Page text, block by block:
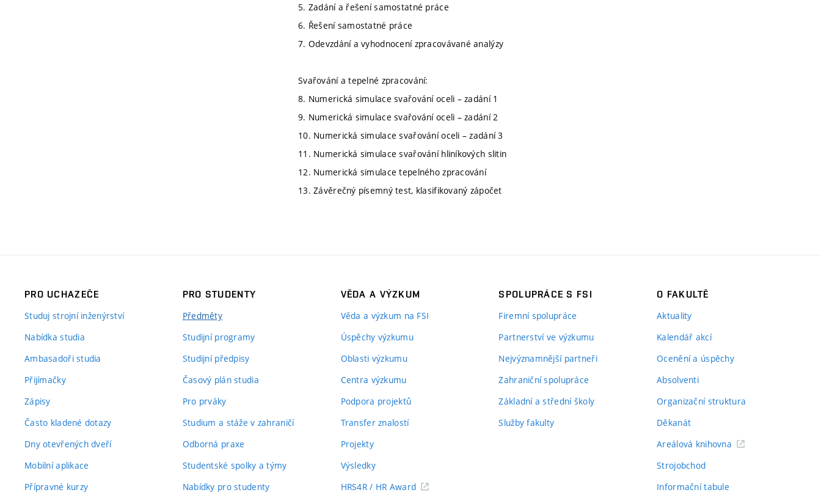
5. Zadání a řešení samostatné práce
6. Řešení samostatné práce
7. Odevzdání a vyhodnocení zpracovávané analýzy
Svařování a tepelné zpracování:
8. Numerická simulace svařování oceli – zadání 1
9. Numerická simulace svařování oceli – zadání 2
10. Numerická simulace svařování oceli – zadání 3
11. Numerická simulace svařování hliníkových slitin
12. Numerická simulace tepelného zpracování
13. Závěrečný písemný test, klasifikovaný zápočet
PRO UCHAZEČE
Studuj strojní inženýrství
Nabídka studia
Ambasadoři studia
Přijímačky
Zápisy
Často kladené dotazy
Dny otevřených dveří
Mobilní aplikace
Přípravné kurzy
PRO STUDENTY
Předměty
Studijní programy
Studijní předpisy
Časový plán studia
Pro prváky
Studium a stáže v zahraničí
Odborná praxe
Studentské spolky a týmy
Nabídky pro studenty
VĚDA A VÝZKUM
Věda a výzkum na FSI
Úspěchy výzkumu
Oblasti výzkumu
Centra výzkumu
Podpora projektů
Transfer znalostí
Projekty
Výsledky
HRS4R / HR Award
SPOLUPRÁCE S FSI
Firemní spolupráce
Partnerství ve výzkumu
Nejvýznamnější partneři
Zahraniční spolupráce
Základní a střední školy
Služby fakulty
O FAKULTĚ
Aktuality
Kalendář akcí
Ocenění a úspěchy
Absolventi
Organizační struktura
Děkanát
Areálová knihovna
Strojobchod
Informační tabule